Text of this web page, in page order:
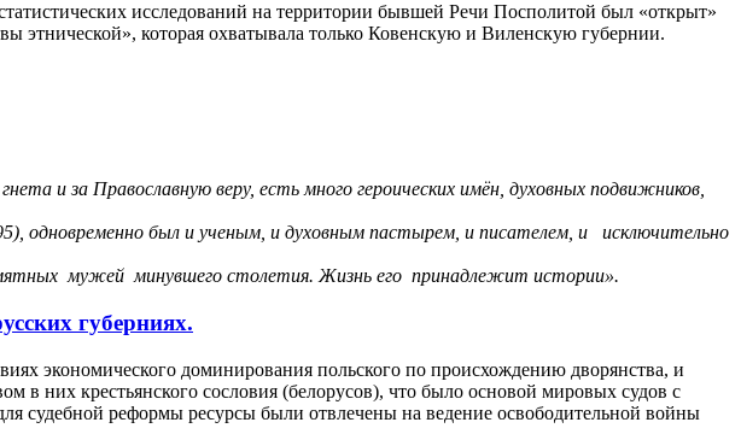
исследований на территории бывшей Речи Посполитой был «открыт»
этнической», которая охватывала только Ковенскую и Виленскую губернии.
и за Православную веру, есть много героических имён, духовных подвижников,
одновременно был и ученым, и духовным пастырем, и писателем, и исключительно
мужей минувшего столетия. Жизнь его принадлежит истории».
губерниях.
экономического доминирования польского по происхождению дворянства, и
в них крестьянского сословия (белорусов), что было основой мировых судов с
судебной реформы ресурсы были отвлечены на ведение освободительной войны